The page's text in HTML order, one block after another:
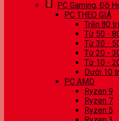
PC Gaming, Đồ
PC THEO GIÁ
Trên 80
Từ 50 -
Từ 30 -
Từ 20 -
Từ 10 -
Dưới 10
PC AMD
Ryzen 9
Ryzen 7
Ryzen 5